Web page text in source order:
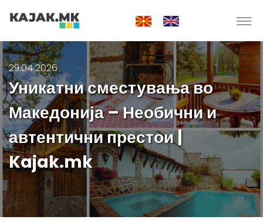
29.04.2026
Уникатни сместувања во
Македонија – Необични и
автентични престои |
Kajak.mk